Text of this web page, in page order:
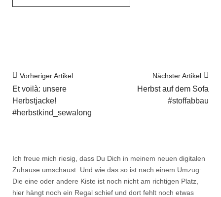
Vorheriger Artikel
Et voilà: unsere
Herbstjacke!
#herbstkind_sewalong
Nächster Artikel
Herbst auf dem Sofa
#stoffabbau
Ich freue mich riesig, dass Du Dich in meinem neuen digitalen
Zuhause umschaust. Und wie das so ist nach einem Umzug:
Die eine oder andere Kiste ist noch nicht am richtigen Platz,
hier hängt noch ein Regal schief und dort fehlt noch etwas